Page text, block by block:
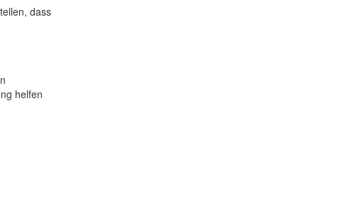
dass
helfen